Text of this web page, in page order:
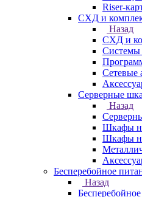
Riser-
СХД и
Назад
СХД и
Системы
Сетевые
Серверные
Назад
Шкафы
Шкафы
Бесперебойное
Назад